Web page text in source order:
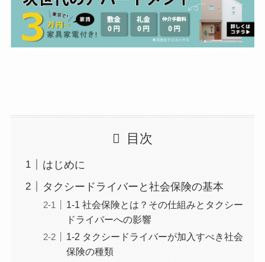
目次
はじめに
タクシードライバーと社会保険の基本
1-1 社会保険とは？その仕組みとタクシー
ドライバーへの影響
1-2 タクシードライバーが加入すべき社会
保険の種類